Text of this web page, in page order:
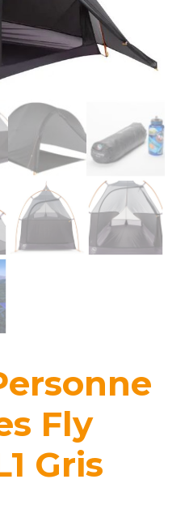
Fly
Gris